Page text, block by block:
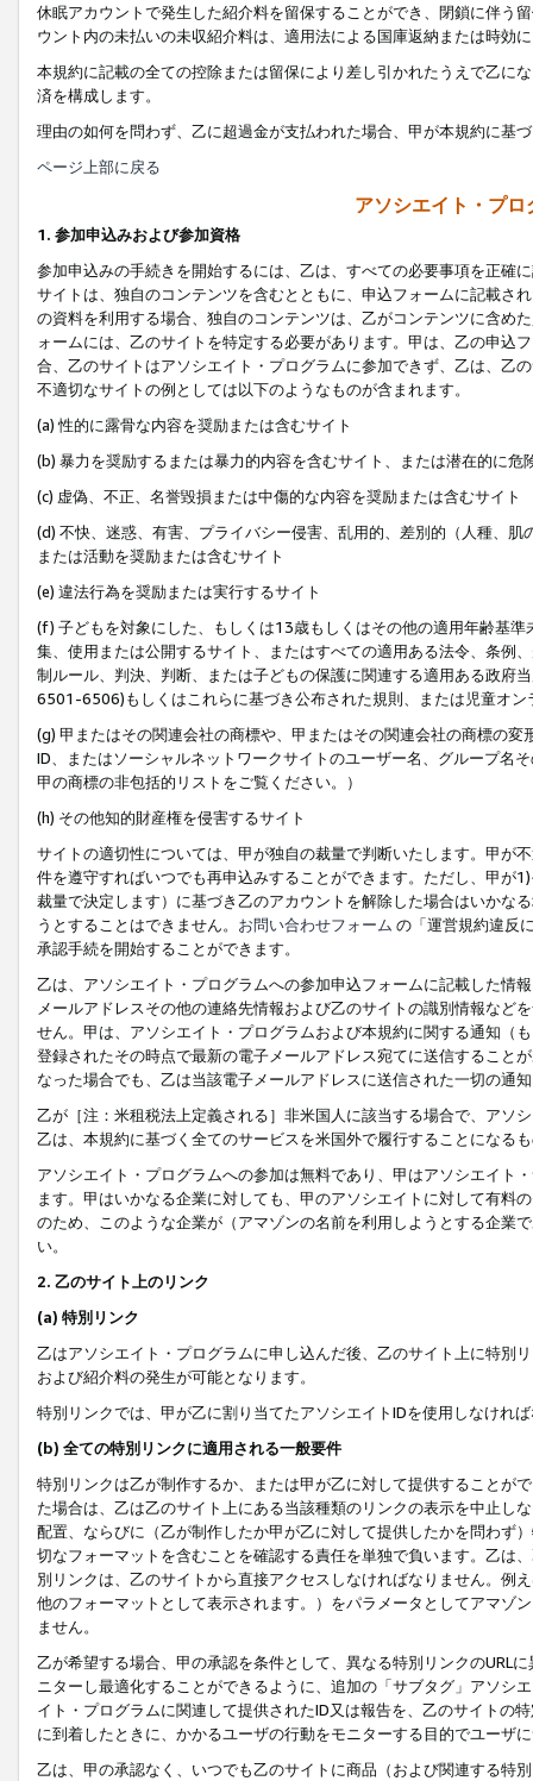
休眠アカウントで発生した紹介料を留保することができ、閉鎖に伴う
ウント内の未払いの未収紹介料は、適用法による国庫返納または時効
本規約に記載の全ての控除または留保により差し引かれたうえで乙に
済を構成します。
理由の如何を問わず、乙に超過金が支払われた場合、甲が本規約に基
ページ上部に戻る
アソシエイト・プ
1. 参加申込みおよび参加資格
参加申込みの手続きを開始するには、乙は、すべての必要事項を正確
サイトは、独自のコンテンツを含むとともに、申込フォームに記載さ
の資料を利用する場合、独自のコンテンツは、乙がコンテンツに含め
ォームには、乙のサイトを特定する必要があります。甲は、乙の申込
合、乙のサイトはアソシエイト・プログラムに参加できず、乙は、乙
不適切なサイトの例としては以下のようなものが含まれます。
(a) 性的に露骨な内容を奨励または含むサイト
(b) 暴力を奨励するまたは暴力的内容を含むサイト、または潜在的に
(c) 虚偽、不正、名誉毀損または中傷的な内容を奨励または含むサイト
(d) 不快、迷惑、有害、プライバシー侵害、乱用的、差別的（人種、
または活動を奨励または含むサイト
(e) 違法行為を奨励または実行するサイト
(f) 子どもを対象にした、もしくは13歳もしくはその他の適用年齢基
集、使用または公開するサイト、またはすべての適用ある法令、条例
制ルール、判決、判断、または子どもの保護に関連する適用ある政府
6501-6506)もしくはこれらに基づき公布された規則、または児童オン
(g) 甲またはその関連会社の商標や、甲またはその関連会社の商標の
ID、またはソーシャルネットワークサイトのユーザー名、グループ名
甲の商標の非包括的リストをご覧ください。）
(h) その他知的財産権を侵害するサイト
サイトの適切性については、甲が独自の裁量で判断いたします。甲が
件を遵守すればいつでも再申込みすることができます。ただし、甲が
裁量で決定します）に基づき乙のアカウントを解除した場合はいかな
うとすることはできません。 お問い合わせフォーム の「運営規約違反
承認手続を開始することができます。
乙は、アソシエイト・プログラムへの参加申込フォームに記載した情
メールアドレスその他の連絡先情報および乙のサイトの識別情報など
せん。甲は、アソシエイト・プログラムおよび本規約に関する通知（
登録されたその時点で最新の電子メールアドレス宛てに送信すること
なった場合でも、乙は当該電子メールアドレスに送信された一切の通
乙が［注：米租税法上定義される］非米国人に該当する場合で、アソ
乙は、本規約に基づく全てのサービスを米国外で履行することになる
アソシエイト・プログラムへの参加は無料であり、甲はアソシエイト
ます。甲はいかなる企業に対しても、甲のアソシエイトに対して有料
のため、このような企業が（アマゾンの名前を利用しようとする企業
い。
2. 乙のサイト上のリンク
(a) 特別リンク
乙はアソシエイト・プログラムに申し込んだ後、乙のサイト上に特別
および紹介料の発生が可能となります。
特別リンクでは、甲が乙に割り当てたアソシエイトIDを使用しなけれ
(b) 全ての特別リンクに適用される一般要件
特別リンクは乙が制作するか、または甲が乙に対して提供することが
た場合は、乙は乙のサイト上にある当該種類のリンクの表示を中止し
配置、ならびに（乙が制作したか甲が乙に対して提供したかを問わず
切なフォーマットを含むことを確認する責任を単独で負います。乙は
別リンクは、乙のサイトから直接アクセスしなければなりません。例
他のフォーマットとして表示されます。）をパラメータとしてアマゾ
ません。
乙が希望する場合、甲の承認を条件として、異なる特別リンクのURL
ニターし最適化することができるように、追加の「サブタグ」アソシ
イト・プログラムに関連して提供されたID又は報告を、乙のサイトの
に到着したときに、かかるユーザの行動をモニターする目的でユーザ
乙は、甲の承認なく、いつでも乙のサイトに商品（および関連する特